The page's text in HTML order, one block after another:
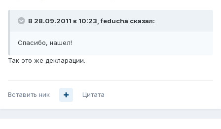
В 28.09.2011 в 10:23, feducha сказал:
Спасибо, нашел!
Так это же декларации.
Вставить ник Цитата